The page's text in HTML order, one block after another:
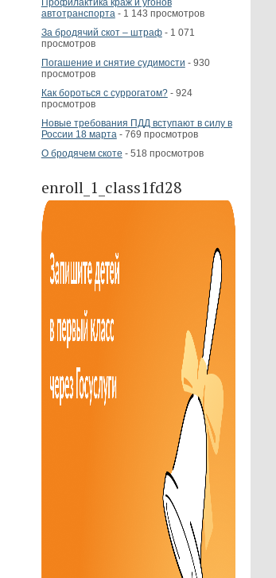
Профилактика краж и угонов
автотранспорта- 1 143 просмотров
За бродячий скот – штраф- 1 071
просмотров
Погашение и снятие судимости - 930
просмотров
Как бороться с суррогатом?- 924
просмотров
Новые требования ПДД вступают в силу в
России 18 марта- 769 просмотров
О бродячем скоте - 518 просмотров
enroll_1_class1fd28